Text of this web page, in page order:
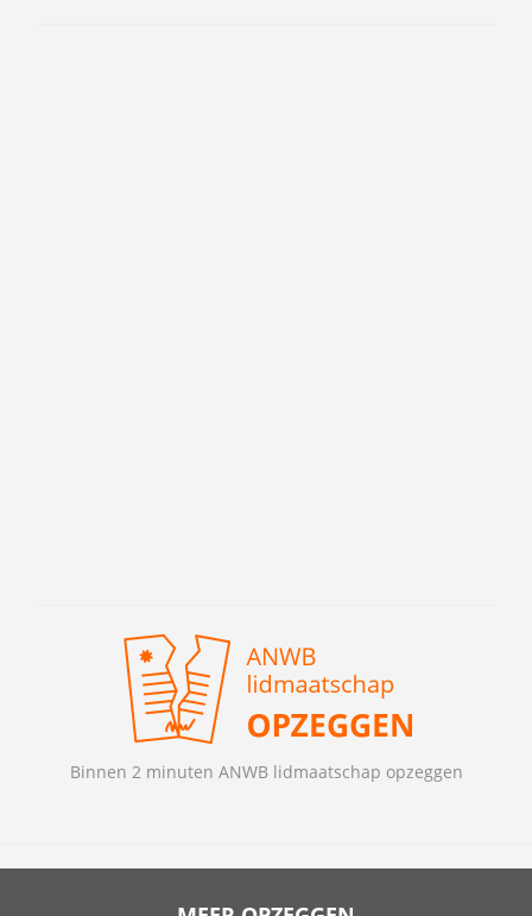
Binnen 2 minuten ANWB lidmaatschap opzeggen